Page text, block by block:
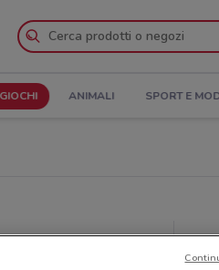
ANIMALI SPORT E